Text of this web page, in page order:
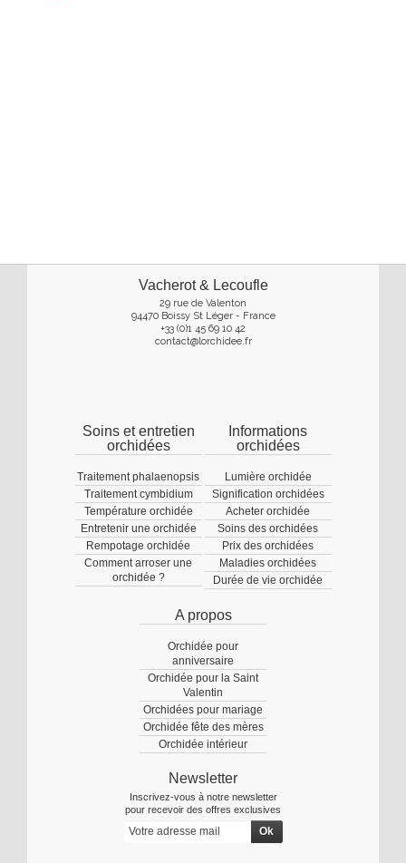
Vacherot & Lecoufle
29 rue de Valenton
94470 Boissy St Léger - France
+33 (0)1 45 69 10 42
contact@lorchidee.fr
Soins et entretien
orchidées
Traitement phalaenopsis
Traitement cymbidium
Température orchidée
Entretenir une orchidée
Rempotage orchidée
Comment arroser une
orchidée ?
Informations
orchidées
Lumière orchidée
Signification orchidées
Acheter orchidée
Soins des orchidées
Prix des orchidées
Maladies orchidées
Durée de vie orchidée
A propos
Orchidée pour
anniversaire
Orchidée pour la Saint
Valentin
Orchidées pour mariage
Orchidée fête des mères
Orchidée intérieur
Newsletter
Inscrivez-vous à notre newsletter
pour recevoir des offres exclusives